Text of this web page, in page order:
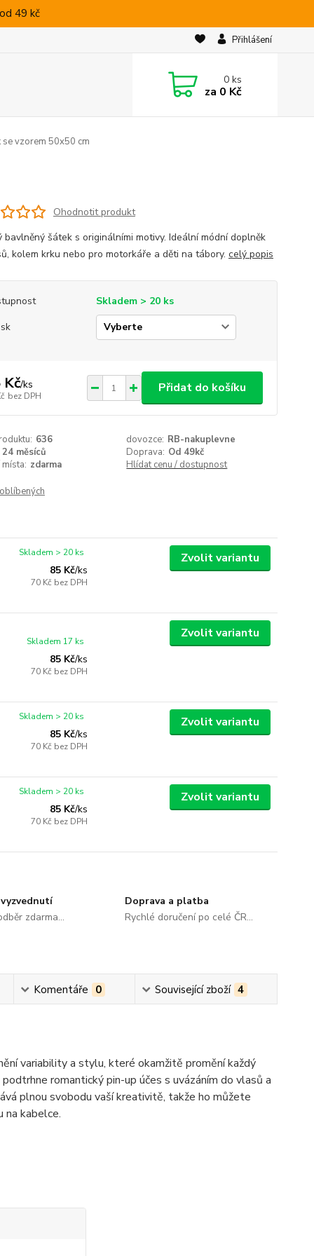
49 kč
Přihlášení
0ks
za 0 Kč
vzorem 50x50 cm
Ohodnotit produkt
bavlněný šátek s originálními motivy. Ideální módní doplněk
kolem krku nebo pro motorkáře a děti na tábory. celý popis
Skladem > 20 ks
Kč/ks
bez DPH
Přidat do košíku
636 dovozce: RB-nakuplevne
24 měsíců
Doprava: Od 49kč
zdarma Hlídat cenu / dostupnost
85 Kč/ks
70 Kč bez DPH
Skladem > 20 ks Zvolit variantu
85 Kč/ks
70 Kč bez DPH
Skladem 17 ks
Zvolit variantu
85 Kč/ks
70 Kč bez DPH
Skladem > 20 ks Zvolit variantu
85 Kč/ks
70 Kč bez DPH
Skladem > 20 ks Zvolit variantu
zdarma...
Doprava a platba
Rychlé doručení po celé ČR...
Komentáře 0 Související zboží 4
variability a stylu, které okamžitě promění každý
romantický pin-up účes s uvázáním do vlasů a
plnou svobodu vaší kreativitě, takže ho můžete
na kabelce.